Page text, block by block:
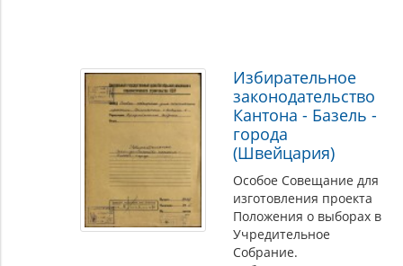
Избирательное
законодательство
Кантона - Базель -
города
(Швейцария)
Особое Совещание для
изготовления проекта
Положения о выборах в
Учредительное
Собрание.